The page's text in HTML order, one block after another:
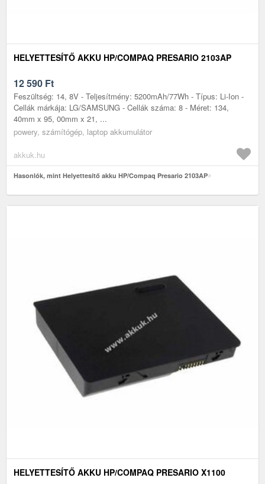
HELYETTESÍTŐ AKKU HP/COMPAQ PRESARIO 2103AP
12 590 Ft
Feszültség: 14, 8V - Teljesítmény: 5200mAh/77Wh - Típus: Li-Ion -
Cellák márkája: LG/SAMSUNG - Cellák száma: 8 - Méret: 134,
40mm x 95, 00mm x 21, ...
powery, számítógép, laptop akkumulátor
akkuk.hu
Hasonlók, mint Helyettesítő akku HP/Compaq Presario 2103AP
HELYETTESÍTŐ AKKU HP/COMPAQ PRESARIO X1100